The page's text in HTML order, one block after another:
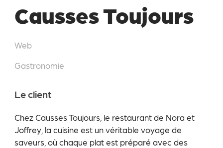
Causses Toujours
Web
Gastronomie
Le client
Chez Causses Toujours, le restaurant de Nora et
Joffrey, la cuisine est un véritable voyage de
saveurs, où chaque plat est préparé avec des